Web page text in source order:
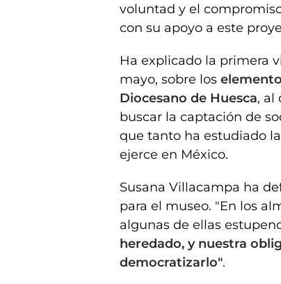
voluntad y el
con su apoyo a este
Ha explicado la primera
mayo, sobre los
Diocesano de Huesca, al
buscar la captación de
que tanto ha estudiado
ejerce en México.
Susana Villacampa ha
para el museo. "En los
algunas de ellas
heredado, y nuestra
democratizarlo".